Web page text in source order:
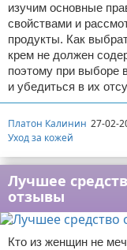
изучим основные
свойствами и
продукты. Как
крем не должен
поэтому при выборе
и убедиться в их
Платон Калинин 27-02-
Уход за кожей
Лучшее
отзывы
Кто из женщин не